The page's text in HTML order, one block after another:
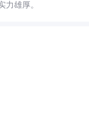
力雄厚。